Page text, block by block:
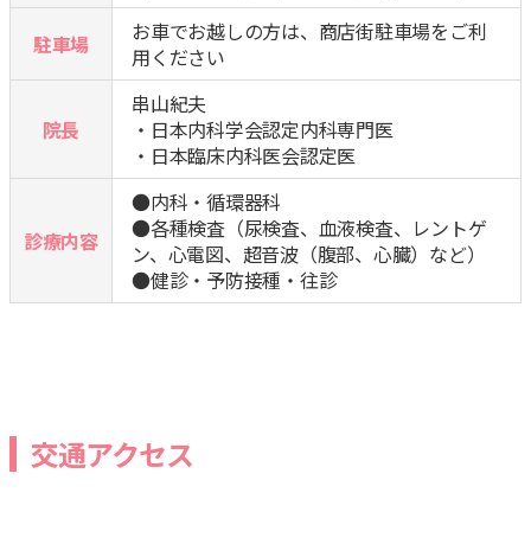
駐車場
お車でお越しの方は、商店街駐車場をご利
用ください
院長
串山紀夫
・日本内科学会認定内科専門医
・日本臨床内科医会認定医
診療内容
●内科・循環器科
●各種検査（尿検査、血液検査、レントゲ
ン、心電図、超音波（腹部、心臓）など）
●健診・予防接種・往診
交通アクセス